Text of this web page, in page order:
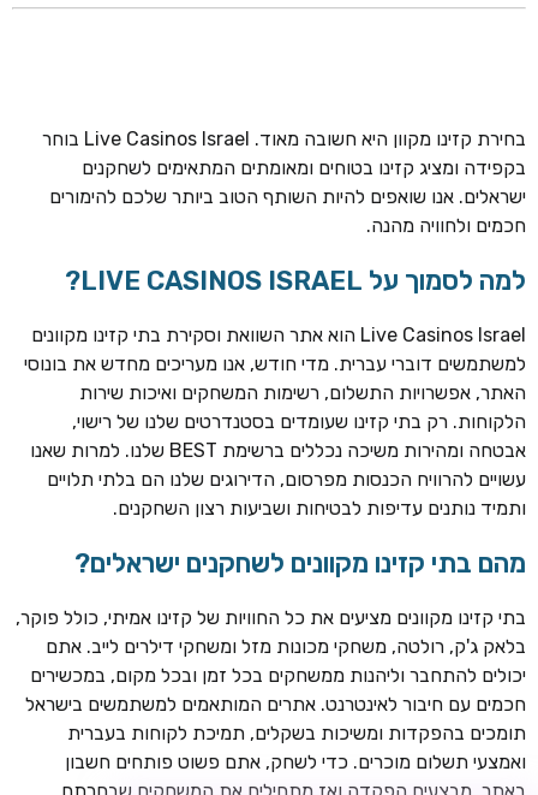
חבילת קבלת פנים: בונוס 100% עד 300€ + 100 ספיני בונוס על
ההפקדה הראשונה
CASOO
בונוס מתגלגל עד 2,000 ₪ + 200 ספינים חינם לשחקנים
חדשים
ROYSPINS
חינם על ההפקדות הראשונות
בחירת קזינו מקוון היא חשובה מאוד. Live Casinos Israel בוחר
בקפידה ומציג קזינו בטוחים ומאומתים המתאימים לשחקנים
ישראלים. אנו שואפים להיות השותף הטוב ביותר שלכם להימורים
חכמים ולחוויה מהנה.
למה לסמוך על LIVE CASINOS ISRAEL?
Live Casinos Israel הוא אתר השוואת וסקירת בתי קזינו מקוונים
למשתמשים דוברי עברית. מדי חודש, אנו מעריכים מחדש את בונוסי
האתר, אפשרויות התשלום, רשימות המשחקים ואיכות שירות
הלקוחות. רק בתי קזינו שעומדים בסטנדרטים שלנו של רישוי,
אבטחה ומהירות משיכה נכללים ברשימת BEST שלנו. למרות שאנו
עשויים להרוויח הכנסות מפרסום, הדירוגים שלנו הם בלתי תלויים
ותמיד נותנים עדיפות לבטיחות ושביעות רצון השחקנים.
מהם בתי קזינו מקוונים לשחקנים ישראלים?
בתי קזינו מקוונים מציעים את כל החוויות של קזינו אמיתי, כולל פוקר,
בלאק ג'ק, רולטה, משחקי מכונות מזל ומשחקי דילרים לייב. אתם
יכולים להתחבר וליהנות ממשחקים בכל זמן ובכל מקום, במכשירים
חכמים עם חיבור לאינטרנט. אתרים המותאמים למשתמשים בישראל
תומכים בהפקדות ומשיכות בשקלים, תמיכת לקוחות בעברית
ואמצעי תשלום מוכרים. כדי לשחק, אתם פשוט פותחים חשבון